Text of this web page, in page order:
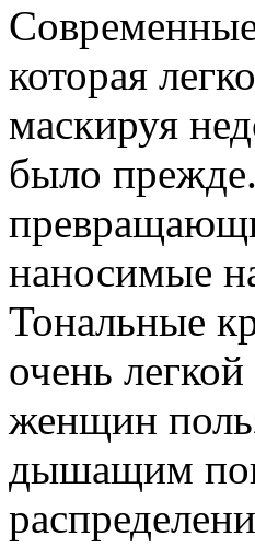
которая
маскируя
было
наносимые
Тональные
очень
женщин
дышащим